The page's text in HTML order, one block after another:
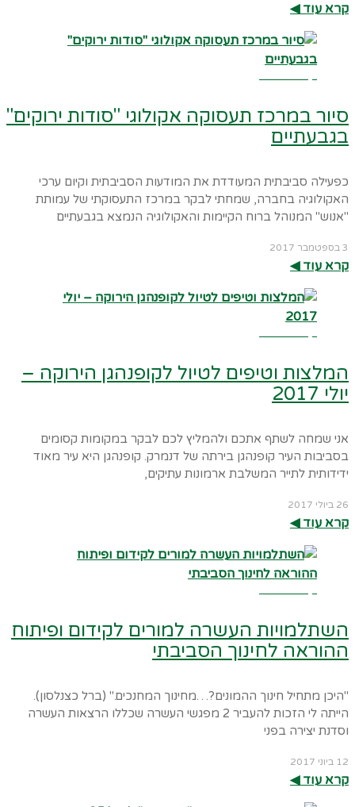
קרא עוד ◀︎
סיור במרכז תעסוקה אקולוגי "סודות ירוקים"
בגבעתיים
כפעילה סביבתית המעודדת את המודעות הסביבתית וקיום ערכי
האקולוגיה בחברה, שמחתי לבקר במרכז התעסוקתי של עמותת
"אנוש" המנוהל ברוח הקיימות והאקולוגיה הנמצא בגבעתיים
3 בספטמבר 2017
קרא עוד ◀︎
המלצות וטיפים לטיול לקופנהגן הירוקה –
יולי 2017
אני שמחה לשתף אתכם ולהמליץ לכם לבקר במקומות קסומים
בסביבות העיר קופנהגן בירתה של דנמרק. קופנהגן היא עיר מאוד
ידידותית לתייר המשלבת ארמונות עתיקים,
26 ביולי 2017
קרא עוד ◀︎
השתלמויות העשרה למורים לקידום ופיתוח
ההוראה לחינוך הסביבתי
"היכן מתחיל חינוך ההמונים?…מחינוך המחנכים." (ברל כצנלסון).
הייתה לי הזכות להעביר 2 מפגשי העשרה שכללו הרצאות העשרה
וסדנת יצירה בפני
12 ביוני 2017
קרא עוד ◀︎